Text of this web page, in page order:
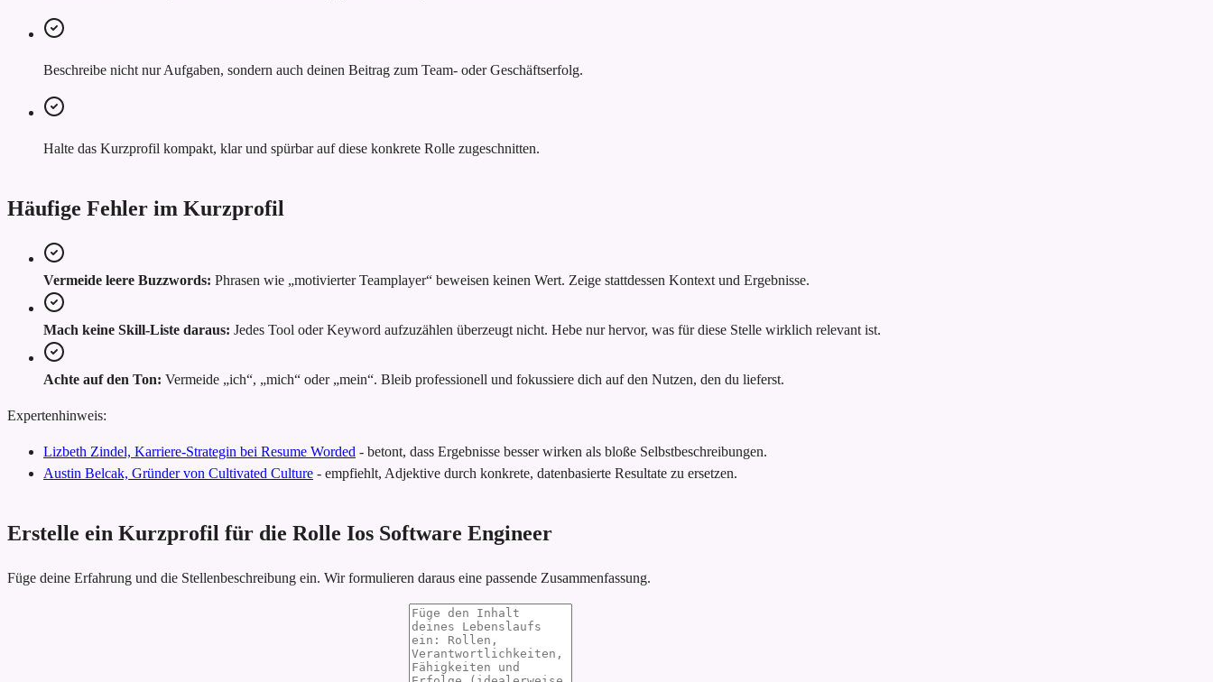
Beschreibe nicht nur Aufgaben, sondern auch deinen Beitrag zum Team- oder Geschäftserfolg.
Halte das Kurzprofil kompakt, klar und spürbar auf diese konkrete Rolle zugeschnitten.
Häufige Fehler im Kurzprofil
Vermeide leere Buzzwords: Phrasen wie „motivierter Teamplayer“ beweisen keinen Wert. Zeige stattdessen Kontext und Ergebnisse.
Mach keine Skill-Liste daraus: Jedes Tool oder Keyword aufzuzählen überzeugt nicht. Hebe nur hervor, was für diese Stelle wirklich relevant ist.
Achte auf den Ton: Vermeide „ich“, „mich“ oder „mein“. Bleib professionell und fokussiere dich auf den Nutzen, den du lieferst.
Expertenhinweis:
Lizbeth Zindel, Karriere-Strategin bei Resume Worded - betont, dass Ergebnisse besser wirken als bloße Selbstbeschreibungen.
Austin Belcak, Gründer von Cultivated Culture - empfiehlt, Adjektive durch konkrete, datenbasierte Resultate zu ersetzen.
Erstelle ein Kurzprofil für die Rolle Ios Software Engineer
Füge deine Erfahrung und die Stellenbeschreibung ein. Wir formulieren daraus eine passende Zusammenfassung.